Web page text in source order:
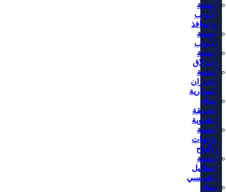
أنظمة
الأبواب
والنوافذ
أنظمة
الأبواب
أنظمة
الانزلاق
أنظمة
الجدران
الستارية
نظام
الحديقة
الشتوية
أنظمة
واجهات
الألواح
أنظمة
التظليل
الشمسي
نظام